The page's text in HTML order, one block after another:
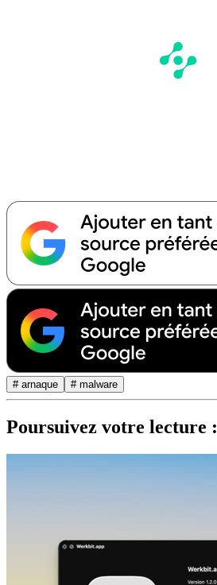
# arnaque # malware
Poursuivez votre lecture :